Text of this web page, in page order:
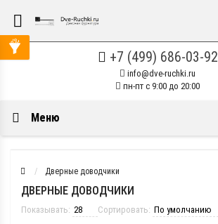
+7 (499) 686-03-92
info@dve-ruchki.ru
пн-пт с 9:00 до 20:00
Меню
Дверные доводчики
ДВЕРНЫЕ ДОВОДЧИКИ
Показывать: Сортировать: